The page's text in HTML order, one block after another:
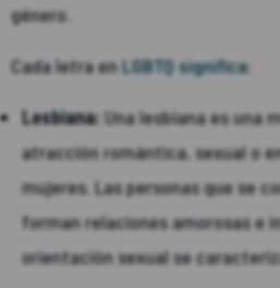
género.
Cada letra enLGBTQ significa:
Lesbiana: Una lesbiana es una
atracción romántica, sexual o
mujeres. Las personas que se
forman relaciones amorosas e
orientación sexual se